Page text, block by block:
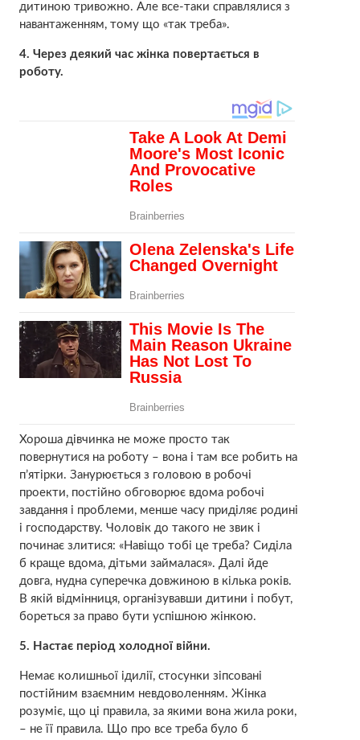
дитиною тривожно. Але все-таки справлялися з
навантаженням, тому що «так треба».
4. Через деякий час жінка повертається в
роботу.
Хороша дівчинка не може просто так
повернутися на роботу – вона і там все робить на
п’ятірки. Занурюється з головою в робочі
проекти, постійно обговорює вдома робочі
завдання і проблеми, менше часу приділяє родині
і господарству. Чоловік до такого не звик і
починає злитися: «Навіщо тобі це треба? Сиділа
б краще вдома, дітьми займалася». Далі йде
довга, нудна суперечка довжиною в кілька років.
В якій відмінниця, організувавши дитини і побут,
бореться за право бути успішною жінкою.
5. Настає період холодної війни.
Немає колишньої ідилії, стосунки зіпсовані
постійним взаємним невдоволенням. Жінка
розуміє, що ці правила, за якими вона жила роки,
– не її правила. Що про все треба було б